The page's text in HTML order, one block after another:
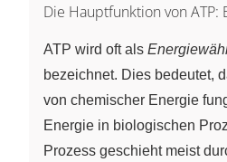
Die Hauptfunktion von ATP:
ATP wird oft als
bezeichnet. Dies bedeutet,
von chemischer Energie
Energie in biologischen
Prozess geschieht meist